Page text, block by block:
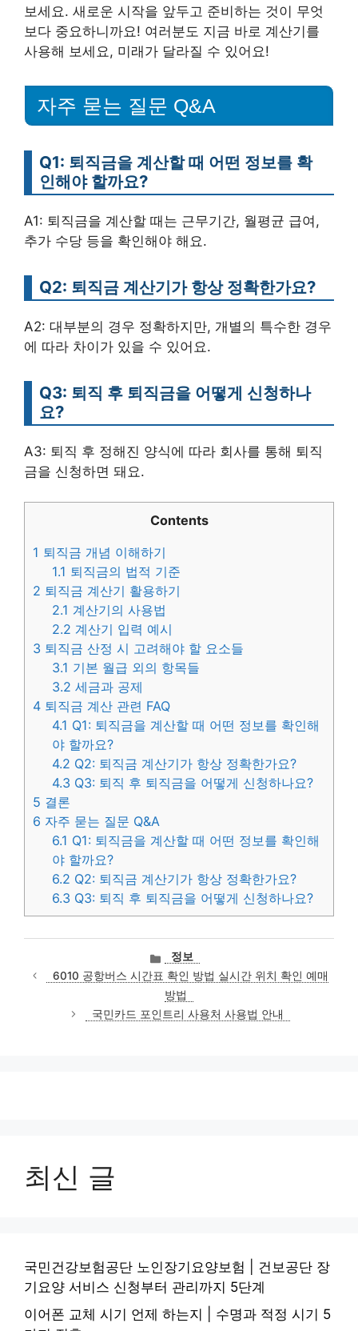
보세요. 새로운 시작을 앞두고 준비하는 것이 무엇
보다 중요하니까요! 여러분도 지금 바로 계산기를
사용해 보세요, 미래가 달라질 수 있어요!
자주 묻는 질문 Q&A
Q1: 퇴직금을 계산할 때 어떤 정보를 확
인해야 할까요?
A1: 퇴직금을 계산할 때는 근무기간, 월평균 급여,
추가 수당 등을 확인해야 해요.
Q2: 퇴직금 계산기가 항상 정확한가요?
A2: 대부분의 경우 정확하지만, 개별의 특수한 경우
에 따라 차이가 있을 수 있어요.
Q3: 퇴직 후 퇴직금을 어떻게 신청하나
요?
A3: 퇴직 후 정해진 양식에 따라 회사를 통해 퇴직
금을 신청하면 돼요.
Contents
1 퇴직금 개념 이해하기
1.1 퇴직금의 법적 기준
2 퇴직금 계산기 활용하기
2.1 계산기의 사용법
2.2 계산기 입력 예시
3 퇴직금 산정 시 고려해야 할 요소들
3.1 기본 월급 외의 항목들
3.2 세금과 공제
4 퇴직금 계산 관련 FAQ
4.1 Q1: 퇴직금을 계산할 때 어떤 정보를 확인해
야 할까요?
4.2 Q2: 퇴직금 계산기가 항상 정확한가요?
4.3 Q3: 퇴직 후 퇴직금을 어떻게 신청하나요?
5 결론
6 자주 묻는 질문 Q&A
6.1 Q1: 퇴직금을 계산할 때 어떤 정보를 확인해
야 할까요?
6.2 Q2: 퇴직금 계산기가 항상 정확한가요?
6.3 Q3: 퇴직 후 퇴직금을 어떻게 신청하나요?
카
테
고
리
정보
6010 공항버스 시간표 확인 방법 실시간 위치 확인 예매
방법
국민카드 포인트리 사용처 사용법 안내
최신 글
국민건강보험공단 노인장기요양보험 | 건보공단 장
기요양 서비스 신청부터 관리까지 5단계
이어폰 교체 시기 언제 하는지 | 수명과 적정 시기 5